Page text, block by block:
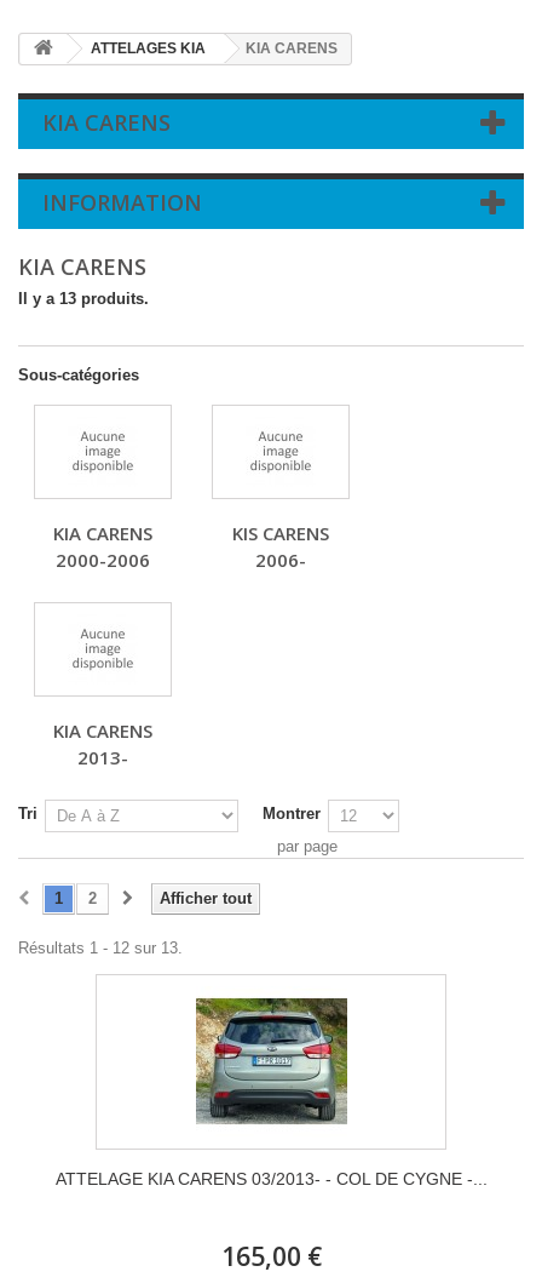
ATTELAGES KIA KIA CARENS
KIA CARENS
INFORMATION
KIA CARENS
Il y a 13 produits.
Sous-catégories
KIA CARENS
2000-2006
KIS CARENS
2006-
KIA CARENS
2013-
Tri
Montrer
par page
Afficher tout
1 2
Résultats 1 - 12 sur 13.
ATTELAGE KIA CARENS 03/2013- - COL DE CYGNE -...
165,00 €